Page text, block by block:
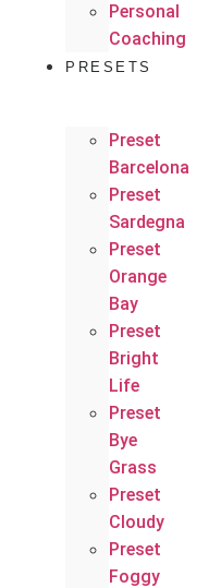
Personal
Coaching
PRESETS
Preset
Barcelona
Preset
Sardegna
Preset
Orange
Bay
Preset
Bright
Life
Preset
Bye
Grass
Preset
Cloudy
Preset
Foggy